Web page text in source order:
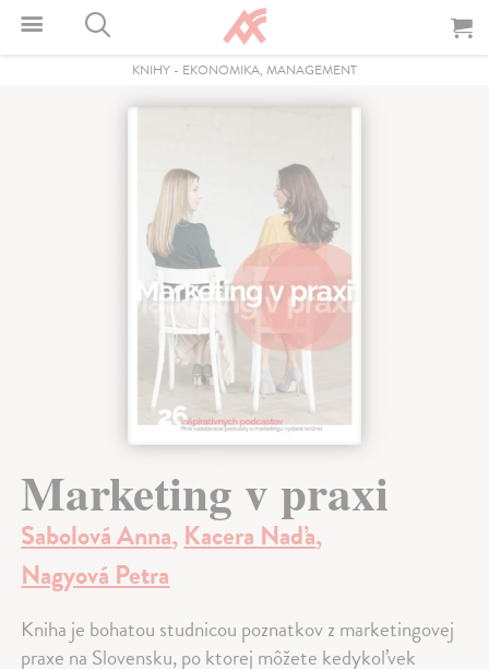
KNIHY - EKONOMIKA, MANAGEMENT
Marketing v praxi
Sabolová Anna,Kacera Naďa,
Nagyová Petra
Kniha je bohatou studnicou poznatkov z marketingovej
praxe na Slovensku, po ktorej môžete kedykoľvek